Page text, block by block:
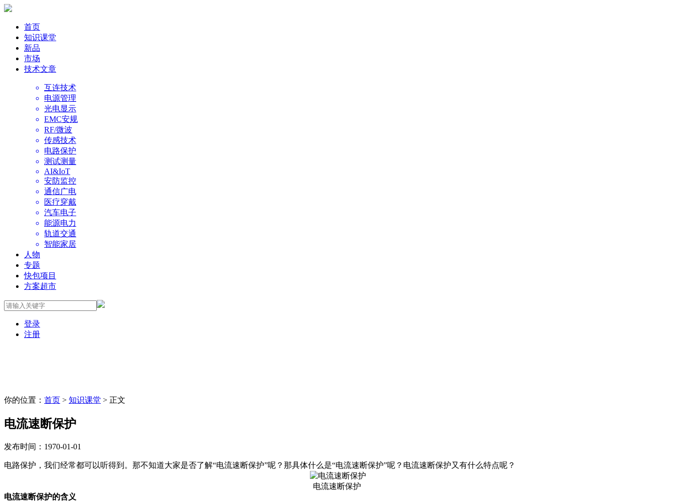
首页
知识课堂
新品
市场
技术文章
互连技术
电源管理
光电显示
EMC安规
RF/微波
传感技术
电路保护
测试测量
AI&IoT
安防监控
通信广电
医疗穿戴
汽车电子
能源电力
轨道交通
智能家居
人物
专题
快包项目
方案超市
登录
注册
你的位置： 首页 > 知识课堂 > 正文
电流速断保护
发布时间：1970-01-01
电路保护，我们经常都可以听得到。那不知道大家是否了解“电流速断保护”呢？那具体什么是“电流速断保护”呢？电流速断保护又有什么特点呢？
电流速断保护
电流速断保护的含义